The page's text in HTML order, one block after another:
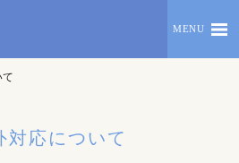
MENU
て
対応について